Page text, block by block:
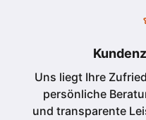
Uns liegt Ihre
persönliche
und transparente